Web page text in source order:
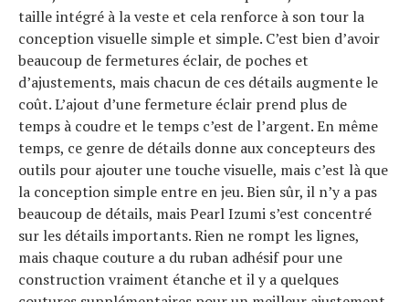
taille intégré à la veste et cela renforce à son tour la
conception visuelle simple et simple. C’est bien d’avoir
beaucoup de fermetures éclair, de poches et
d’ajustements, mais chacun de ces détails augmente le
coût. L’ajout d’une fermeture éclair prend plus de
temps à coudre et le temps c’est de l’argent. En même
temps, ce genre de détails donne aux concepteurs des
outils pour ajouter une touche visuelle, mais c’est là que
la conception simple entre en jeu. Bien sûr, il n’y a pas
beaucoup de détails, mais Pearl Izumi s’est concentré
sur les détails importants. Rien ne rompt les lignes,
mais chaque couture a du ruban adhésif pour une
construction vraiment étanche et il y a quelques